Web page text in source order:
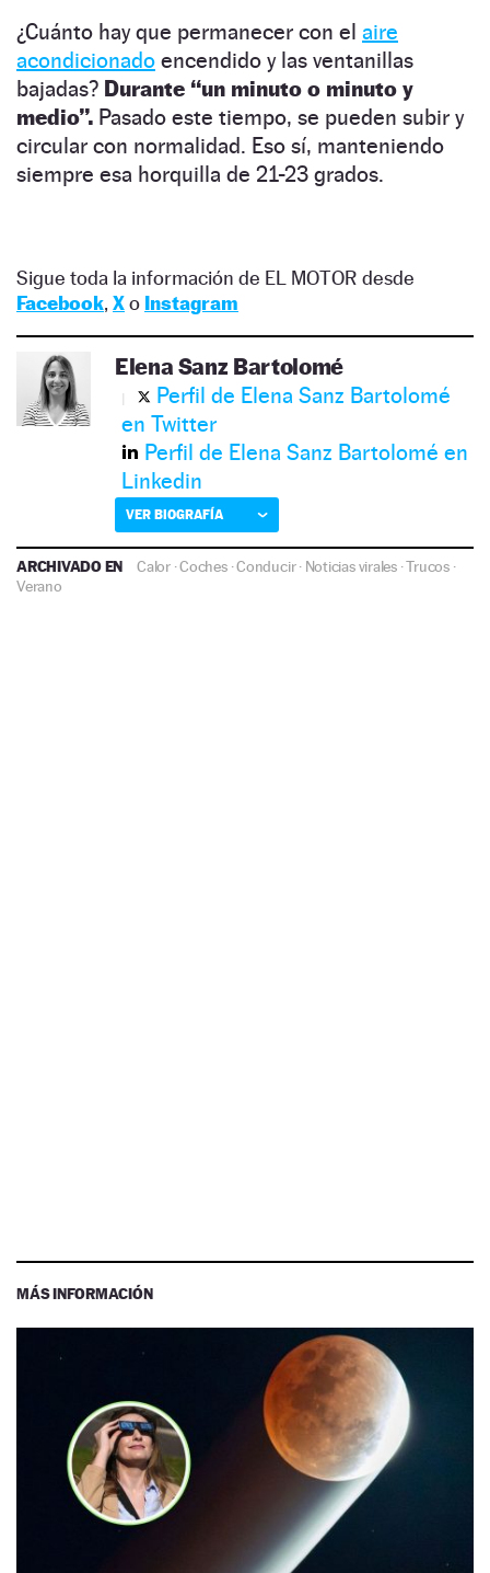
¿Cuánto hay que permanecer con el aire
acondicionado encendido y las ventanillas
bajadas? Durante “un minuto o minuto y
medio”. Pasado este tiempo, se pueden subir y
circular con normalidad. Eso sí, manteniendo
siempre esa horquilla de 21-23 grados.
Sigue toda la información de EL MOTOR desde
Facebook, Xo Instagram
Elena Sanz Bartolomé
Perfil de Elena Sanz Bartolomé
en Twitter
Perfil de Elena Sanz Bartolomé en
Linkedin
VER BIOGRAFÍA
ARCHIVADO EN Calor·Coches·Conducir· Noticias virales·Trucos·
Verano
MÁS INFORMACIÓN